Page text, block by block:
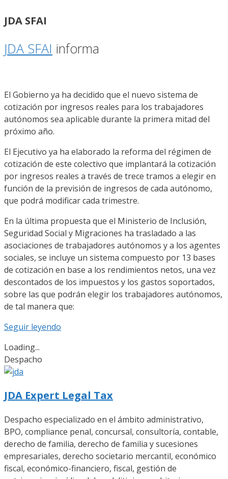
JDA SFAI
JDA SFAI informa
El Gobierno ya ha decidido que el nuevo sistema de
cotización por ingresos reales para los trabajadores
autónomos sea aplicable durante la primera mitad del
próximo año.
El Ejecutivo ya ha elaborado la reforma del régimen de
cotización de este colectivo que implantará la cotización
por ingresos reales a través de trece tramos a elegir en
función de la previsión de ingresos de cada autónomo,
que podrá modificar cada trimestre.
En la última propuesta que el Ministerio de Inclusión,
Seguridad Social y Migraciones ha trasladado a las
asociaciones de trabajadores autónomos y a los agentes
sociales, se incluye un sistema compuesto por 13 bases
de cotización en base a los rendimientos netos, una vez
descontados de los impuestos y los gastos soportados,
sobre las que podrán elegir los trabajadores autónomos,
de tal manera que:
Seguir leyendo
Loading...
Despacho
JDA Expert Legal Tax
Despacho especializado en el ámbito administrativo,
BPO, compliance penal, concursal, consultoría, contable,
derecho de familia, derecho de familia y sucesiones
empresariales, derecho societario mercantil, económico
fiscal, económico-financiero, fiscal, gestión de